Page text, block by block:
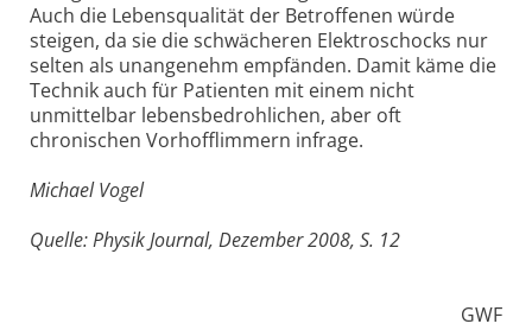
Auch die Lebensqualität der Betroffenen würde
steigen, da sie die schwächeren Elektroschocks nur
selten als unangenehm empfänden. Damit käme die
Technik auch für Patienten mit einem nicht
unmittelbar lebensbedrohlichen, aber oft
chronischen Vorhofflimmern infrage.
Michael Vogel
Quelle: Physik Journal, Dezember 2008, S. 12
GWF